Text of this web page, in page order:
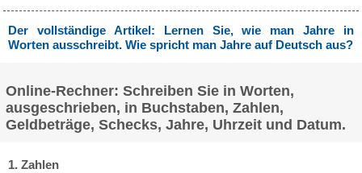
Der vollständige Artikel: Lernen Sie, wie man Jahre in
Worten ausschreibt. Wie spricht man Jahre auf Deutsch aus?
Online-Rechner: Schreiben Sie in Worten,
ausgeschrieben, in Buchstaben, Zahlen,
Geldbeträge, Schecks, Jahre, Uhrzeit und Datum.
1. Zahlen